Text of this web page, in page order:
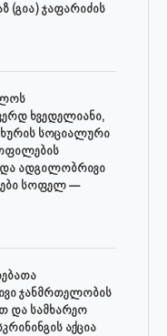
(გია) ჯაფარიძის
ხვედელიანი,
სოციალური
და ადგილობრივი
სოფელ —
ჯანმრთელობის
და სამხარეო
აქცია